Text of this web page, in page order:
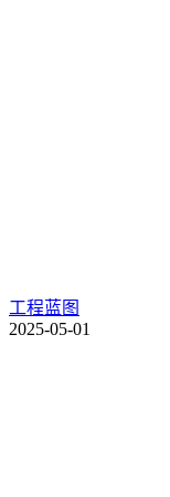
工程蓝图
2025-05-01